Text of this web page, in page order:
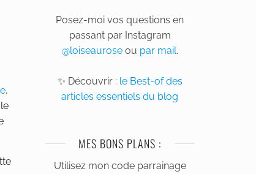
,
Posez-moi vos questions en
passant par Instagram
@loiseauroseou par mail.
✨ Découvrir : le Best-of des
articles essentiels du blog
MES BONS PLANS :
Utilisez mon code parrainage